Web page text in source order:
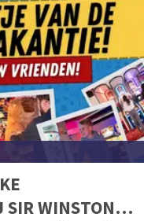
SIR WINSTON